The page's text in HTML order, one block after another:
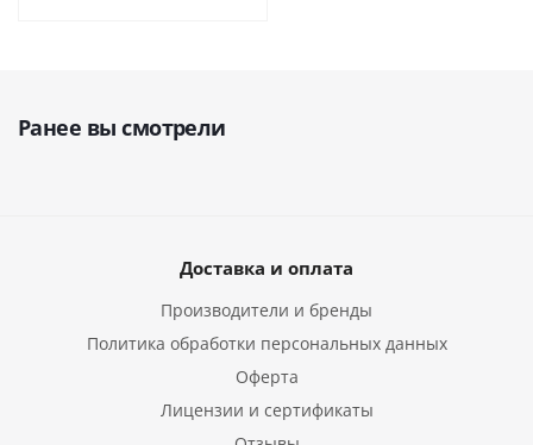
Ранее вы смотрели
Доставка и оплата
Производители и бренды
Политика обработки персональных данных
Оферта
Лицензии и сертификаты